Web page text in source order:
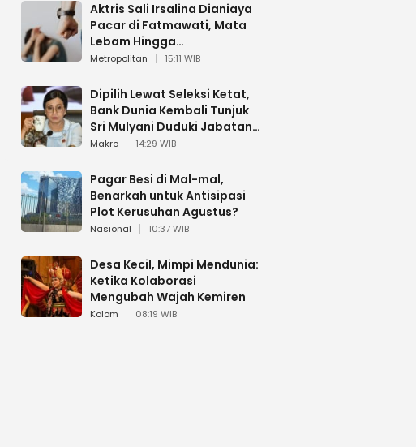
Aktris Sali Irsalina Dianiaya
Pacar di Fatmawati, Mata
Lebam Hingga
Diselamatkan Polantas
Metropolitan 15:11 WIB
Dipilih Lewat Seleksi Ketat,
Bank Dunia Kembali Tunjuk
Sri Mulyani Duduki Jabatan
Strategis
Makro 14:29 WIB
Pagar Besi di Mal-mal,
Benarkah untuk Antisipasi
Plot Kerusuhan Agustus?
Nasional 10:37 WIB
Desa Kecil, Mimpi Mendunia:
Ketika Kolaborasi
Mengubah Wajah Kemiren
Kolom 08:19 WIB